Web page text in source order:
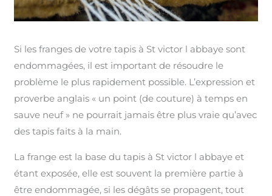
Si les franges de votre tapis à St victor l abbaye sont
endommagées, il est important de résoudre le
problème le plus rapidement possible. L’expression et
proverbe anglais « un point (de couture) à temps en
sauve neuf » ne pourrait jamais être plus vraie qu’avec
des tapis faits à la main.
La frange est la base du tapis à St victor l abbaye et
étant exposée, elle est souvent la première partie à
être endommagée, si les dégâts se propagent, tout